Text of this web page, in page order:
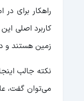
راهکار برای
کاربرد اصلی
زمین هستند و
نکته جالب
می‌توان گفت،